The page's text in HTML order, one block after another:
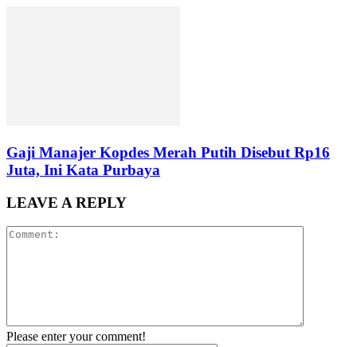
Gaji Manajer Kopdes Merah Putih Disebut Rp16
Juta, Ini Kata Purbaya
LEAVE A REPLY
Please enter your comment!